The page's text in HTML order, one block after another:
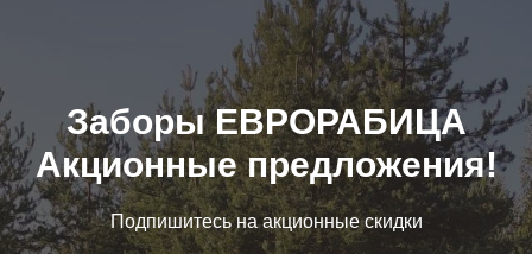
Заборы ЕВРОРАБИЦА
Акционные предложения!
Подпишитесь на акционные скидки